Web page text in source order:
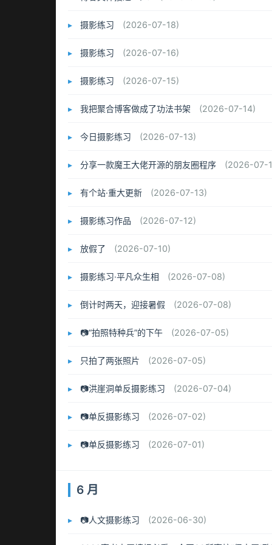
摄影练习 (2026-07-18)
摄影练习 (2026-07-16)
摄影练习 (2026-07-15)
我把聚合博客做成了功法书架 (2026-07-14)
今日摄影练习 (2026-07-13)
分享一款魔王大佬开源的朋友圈程序 (2026-07-
有个站·重大更新 (2026-07-13)
摄影练习作品 (2026-07-12)
放假了 (2026-07-10)
摄影练习·平凡众生相 (2026-07-08)
倒计时两天，迎接暑假 (2026-07-08)
📷“拍照特种兵”的下午 (2026-07-05)
只拍了两张照片 (2026-07-05)
📷洪崖洞单反摄影练习 (2026-07-04)
📷单反摄影练习 (2026-07-02)
📷单反摄影练习 (2026-07-01)
6 月
📷人文摄影练习 (2026-06-30)